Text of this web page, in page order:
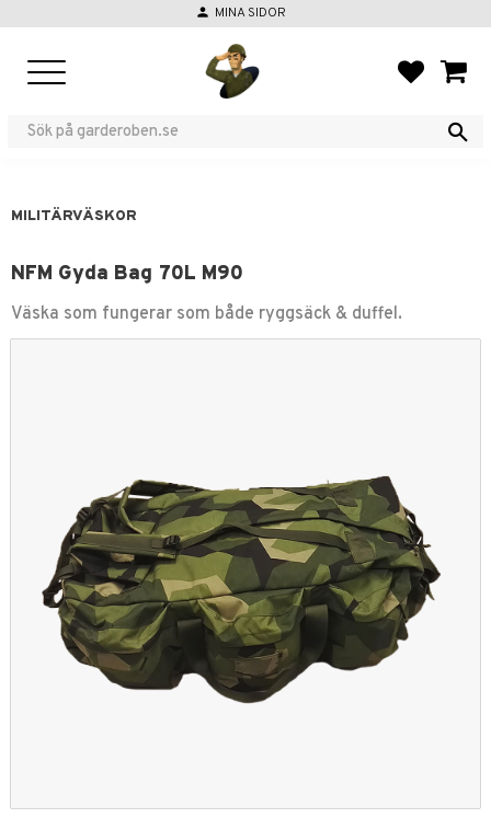
person MINA SIDOR
MILITÄRVÄSKOR
NFM Gyda Bag 70L M90
Väska som fungerar som både ryggsäck & duffel.